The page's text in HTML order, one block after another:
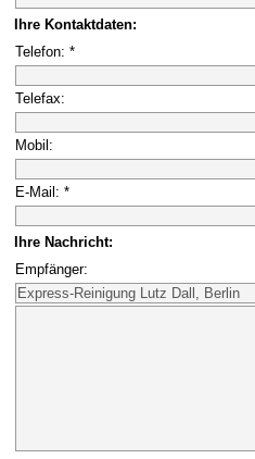
Ihre Kontaktdaten:
Telefon: *
Telefax:
Mobil:
E-Mail: *
Ihre Nachricht:
Empfänger: